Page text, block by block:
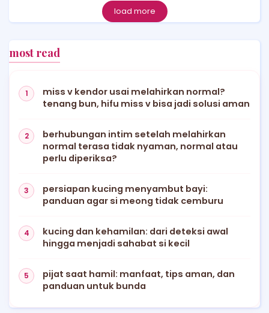
load more
most read
miss v kendor usai melahirkan normal?
tenang bun, hifu miss v bisa jadi solusi aman
berhubungan intim setelah melahirkan
normal terasa tidak nyaman, normal atau
perlu diperiksa?
persiapan kucing menyambut bayi:
panduan agar si meong tidak cemburu
kucing dan kehamilan: dari deteksi awal
hingga menjadi sahabat si kecil
pijat saat hamil: manfaat, tips aman, dan
panduan untuk bunda